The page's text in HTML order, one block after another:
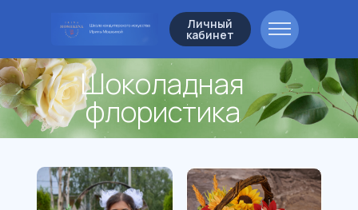
Личный
кабинет
Шоколадная
флористика